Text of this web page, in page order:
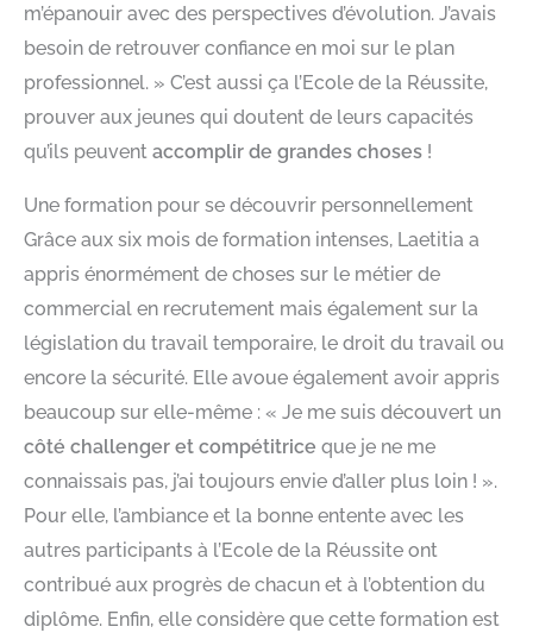
m’épanouir avec des perspectives d’évolution. J’avais
besoin de retrouver confiance en moi sur le plan
professionnel. » C’est aussi ça l’Ecole de la Réussite,
prouver aux jeunes qui doutent de leurs capacités
qu’ils peuvent accomplir de grandes choses !
Une formation pour se découvrir personnellement
Grâce aux six mois de formation intenses, Laetitia a
appris énormément de choses sur le métier de
commercial en recrutement mais également sur la
législation du travail temporaire, le droit du travail ou
encore la sécurité. Elle avoue également avoir appris
beaucoup sur elle-même : « Je me suis découvert un
côté challenger et compétitrice que je ne me
connaissais pas, j’ai toujours envie d’aller plus loin ! ».
Pour elle, l’ambiance et la bonne entente avec les
autres participants à l’Ecole de la Réussite ont
contribué aux progrès de chacun et à l’obtention du
diplôme. Enfin, elle considère que cette formation est